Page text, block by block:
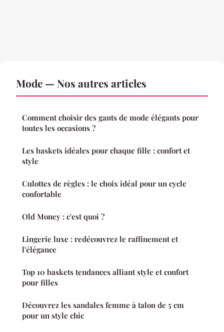
Mode — Nos autres articles
Comment choisir des gants de mode élégants pour
toutes les occasions ?
Les baskets idéales pour chaque fille : confort et
style
Culottes de règles : le choix idéal pour un cycle
confortable
Old Money : c'est quoi ?
Lingerie luxe : redécouvrez le raffinement et
l'élégance
Top 10 baskets tendances alliant style et confort
pour filles
Découvrez les sandales femme à talon de 5 cm
pour un style chic